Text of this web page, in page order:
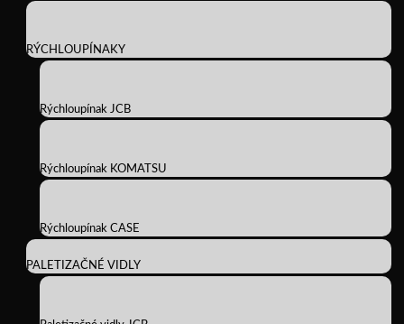
RÝCHLOUPÍNAKY
Rýchloupínak JCB
Rýchloupínak KOMATSU
Rýchloupínak CASE
PALETIZAČNÉ VIDLY